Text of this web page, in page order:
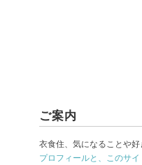
ご案内
衣食住、気になることや好
プロフィールと、このサイ